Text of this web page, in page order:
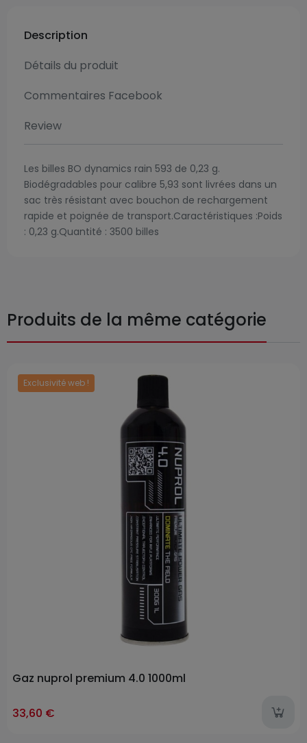
Description
Détails du produit
Commentaires Facebook
Review
Les billes BO dynamics rain 593 de 0,23 g.
Biodégradables pour calibre 5,93 sont livrées dans un
sac très résistant avec bouchon de rechargement
rapide et poignée de transport.Caractéristiques :Poids
: 0,23 g.Quantité : 3500 billes
Produits de la même catégorie
Exclusivité web !
Gaz nuprol premium 4.0 1000ml
33,60 €